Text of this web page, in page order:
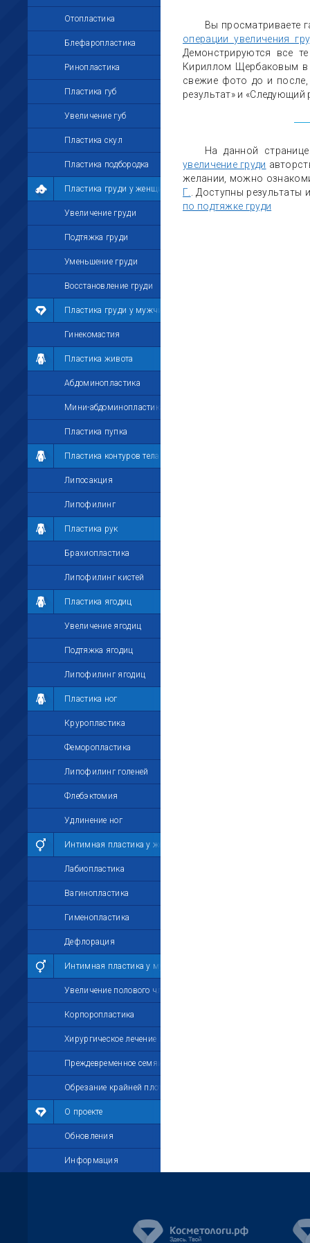
Отопластика
Блефаропластика
Ринопластика
Пластика губ
Увеличение губ
Пластика скул
Пластика подбородка
Пластика груди у женщин
Увеличение груди
Подтяжка груди
Уменьшение груди
Восстановление груди
Пластика груди у мужчин
Гинекомастия
Пластика живота
Абдоминопластика
Мини-абдоминопластика
Пластика пупка
Пластика контуров тела
Липосакция
Липофилинг
Пластика рук
Брахиопластика
Липофилинг кистей
Пластика ягодиц
Увеличение ягодиц
Подтяжка ягодиц
Липофилинг ягодиц
Пластика ног
Круропластика
Феморопластика
Липофилинг голеней
Флебэктомия
Удлинение ног
Интимная пластика у женщин
Лабиопластика
Вагинопластика
Гименопластика
Дефлорация
Интимная пластика у мужчин
Увеличение полового члена
Корпоропластика
Хирургическое лечение импотенции
Преждевременное семяизвержение
Обрезание крайней плоти
О проекте
Обновления
Информация
Вы просматриваете
операции увеличения
Демонстрируются все
Кириллом Щербаковым в
свежие фото до и после,
результат» и «Следующий
На данной
увеличение груди
желании, можно
Г.
. Доступны результаты
по подтяжке груди